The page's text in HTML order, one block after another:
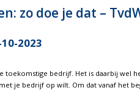
zo doe je dat –
2023
bedrijf. Het is daarbij wel
je bedrijf op wilt. Om dat vanaf het